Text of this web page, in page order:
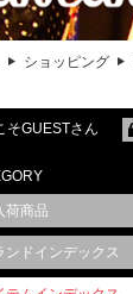
ショッピング
そGUESTさん
荷商品
ンドインデックス